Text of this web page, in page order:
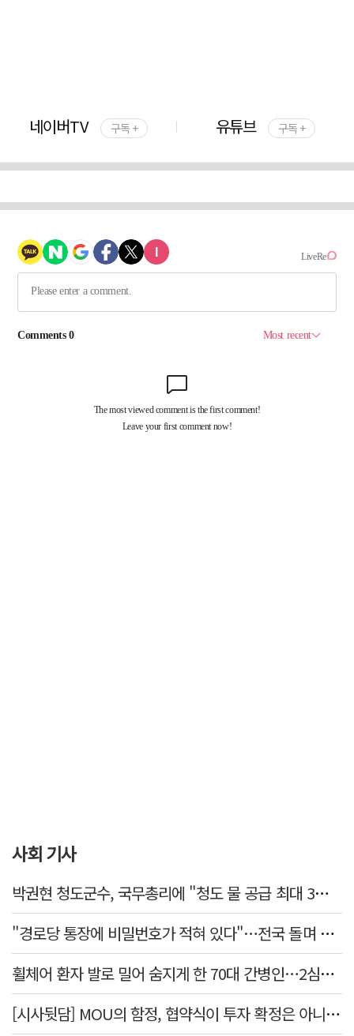
네이버TV 구독 + 유튜브 구독 +
사회 기사
박권현 청도군수, 국무총리에 "청도 물 공급 최대 3만t 늘려달라"
"경로당 통장에 비밀번호가 적혀 있다"…전국 돌며 경로당 13곳 턴 30대 구속
휠체어 환자 발로 밀어 숨지게 한 70대 간병인…2심도 집행유예
[시사뒷담] MOU의 함정, 협약식이 투자 확정은 아니긴 해